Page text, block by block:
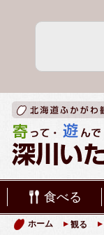
食べる
ホーム 観る